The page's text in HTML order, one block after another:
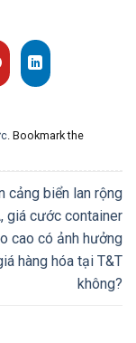
. Bookmark the
cảng biển lan rộng
giá cước container
cao có ảnh hưởng
hàng hóa tại T&T
không?